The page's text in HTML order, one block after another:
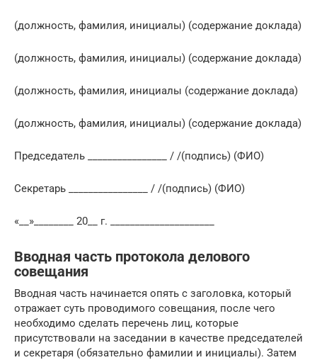
(должность, фамилия, инициалы) (содержание доклада)
(должность, фамилия, инициалы) (содержание доклада)
(должность, фамилия, инициалы (содержание доклада)
(должность, фамилия, инициалы) (содержание доклада)
Председатель ________________ / /(подпись) (ФИО)
Секретарь ________________ / /(подпись) (ФИО)
«__»________ 20__ г. _____________________
Вводная часть протокола делового
совещания
Вводная часть начинается опять с заголовка, который
отражает суть проводимого совещания, после чего
необходимо сделать перечень лиц, которые
присутствовали на заседании в качестве председателей
и секретаря (обязательно фамилии и инициалы). Затем